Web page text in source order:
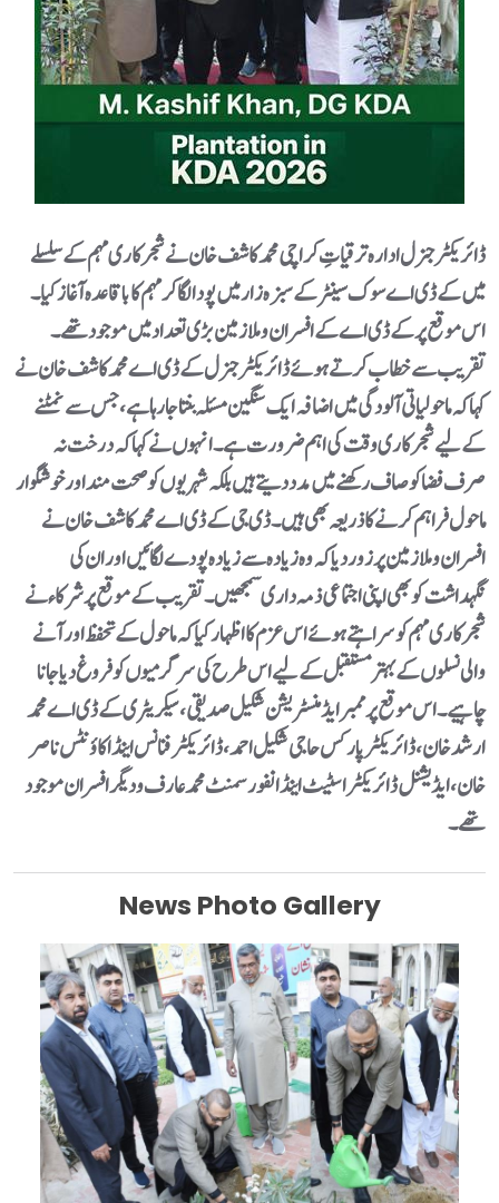
میں کے ڈی اے سوک سینٹر کے سبزہ زار میں پودا لگا کر مہم کا باقاعدہ آغاز کیا۔
اس موقع پر کے ڈی اے کے افسران و ملازمین بڑی تعداد میں موجود تھے۔
تقریب سے خطاب کرتے ہوئے ڈائریکٹر جنرل کے ڈی اے محمد کاشف خان نے
کہا کہ ماحولیاتی آلودگی میں اضافہ ایک سنگین مسئلہ بنتا جا رہا ہے، جس سے نمٹنے
کے لیے شجرکاری وقت کی اہم ضرورت ہے۔ انہوں نے کہا کہ درخت نہ
صرف فضا کو صاف رکھنے میں مدد دیتے ہیں بلکہ شہریوں کو صحت مند اور خوشگوار
ماحول فراہم کرنے کا ذریعہ بھی ہیں۔ڈی جی کے ڈی اے محمد کاشف خان نے
افسران و ملازمین پر زور دیا کہ وہ زیادہ سے زیادہ پودے لگائیں اور ان کی
نگہداشت کو بھی اپنی اجتماعی ذمہ داری سمجھیں۔تقریب کے موقع پر شرکاء نے
شجرکاری مہم کو سراہتے ہوئے اس عزم کا اظہار کیا کہ ماحول کے تحفظ اور آنے
والی نسلوں کے بہتر مستقبل کے لیے اس طرح کی سرگرمیوں کو فروغ دیا جانا
چاہیے۔اس موقع پر ممبر ایڈمنسٹریشن شکیل صدیقی، سیکریٹری کے ڈی اے محمد
ارشد خان، ڈائریکٹر پارکس حاجی شکیل احمد، ڈائریکٹر فنانس اینڈ اکاؤنٹس ناصر
خان، ایڈیشنل ڈائریکٹر اسٹیٹ اینڈ انفورسمنٹ محمد عارف و دیگر افسران موجود
News Photo Gallery